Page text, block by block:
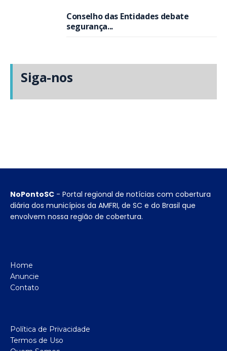
Conselho das Entidades debate
segurança...
Siga-nos
NoPontoSC - Portal regional de notícias com cobertura
diária dos municípios da AMFRI, de SC e do Brasil que
envolvem nossa região de cobertura.
Home
Anuncie
Contato
Política de Privacidade
Termos de Uso